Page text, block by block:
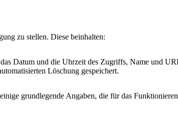
zu stellen. Diese beinhalten:
Datum und die Uhrzeit des Zugriffs, Name und
Löschung gespeichert.
grundlegende Angaben, die für das